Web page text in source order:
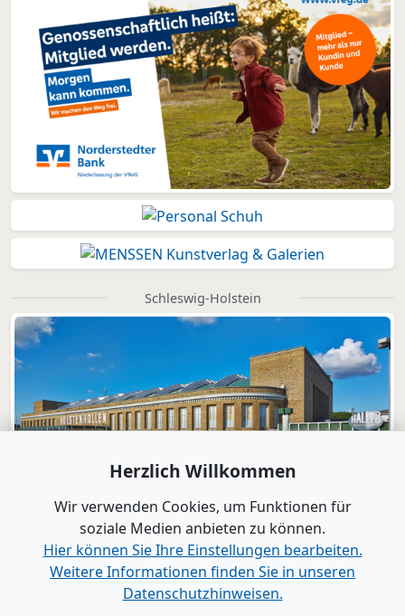
Schleswig-Holstein
Herzlich Willkommen
Wir verwenden Cookies, um Funktionen für
soziale Medien anbieten zu können.
Hier können Sie Ihre Einstellungen bearbeiten.
Weitere Informationen finden Sie in unseren
Datenschutzhinweisen.